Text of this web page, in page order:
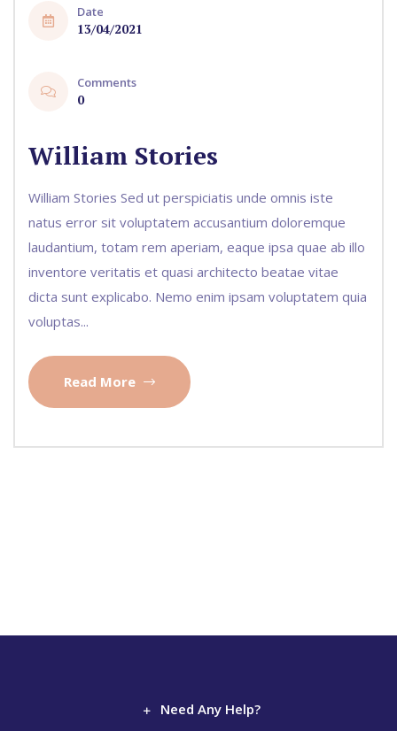
Date
13/04/2021
Comments
0
William Stories
William Stories Sed ut perspiciatis unde omnis iste
natus error sit voluptatem accusantium doloremque
laudantium, totam rem aperiam, eaque ipsa quae ab illo
inventore veritatis et quasi architecto beatae vitae
dicta sunt explicabo. Nemo enim ipsam voluptatem quia
voluptas...
Read More
Need Any Help?